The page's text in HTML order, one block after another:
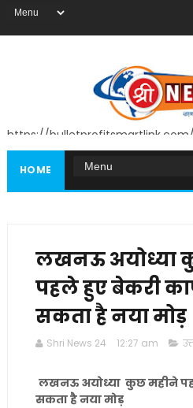
https://
HOME
लखनऊ अयोध्या
पहले हुए बेकरी
सकता है नया मोड़
Shri News 24 12:27 am
लखनऊ अयोध्या कुछ महीने
सकता है नया मोड़